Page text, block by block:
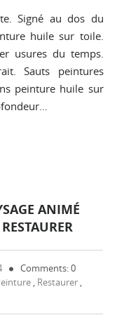
Signé au dos du
huile sur toile.
usures du temps.
Sauts peintures
peinture huile sur
ANIMÉ
Comments: 0
, Restaurer ,